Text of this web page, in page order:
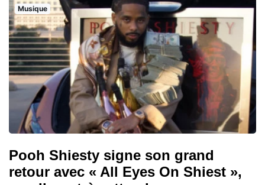
Musique
Pooh Shiesty signe son grand
retour avec « All Eyes On Shiest »,